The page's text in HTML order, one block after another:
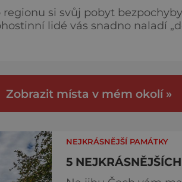
si svůj pobyt
vás snadno naladí „do pohody“.
Zobrazit místa v mém okolí »
NEJKRÁSNĚJŠÍ PAMÁTKY
5